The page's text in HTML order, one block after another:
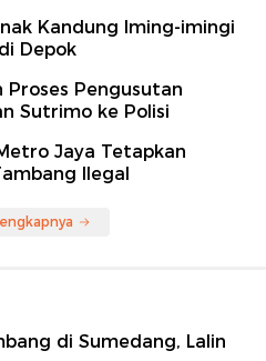
Kandung Iming-imingi
Depok
Proses Pengusutan
Sutrimo ke Polisi
Jaya Tetapkan
Ilegal
di Sumedang, Lalin